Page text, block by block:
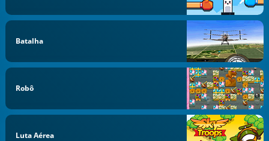
Batalha
Robô
Luta Aérea